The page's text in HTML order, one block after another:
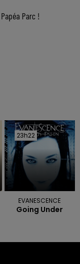
Parc !
23h22
23h22
EVANESCENCE
Going Under